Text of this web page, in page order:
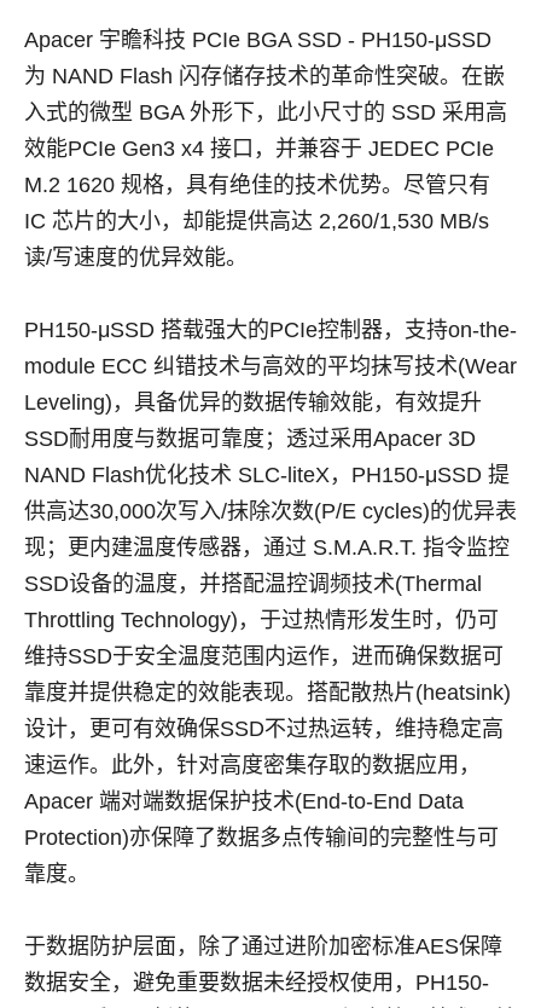
Apacer 宇瞻科技 PCIe BGA SSD - PH150-μSSD
为 NAND Flash 闪存储存技术的革命性突破。在嵌
入式的微型 BGA 外形下，此小尺寸的 SSD 采用高
效能PCIe Gen3 x4 接口，并兼容于 JEDEC PCIe
M.2 1620 规格，具有绝佳的技术优势。尽管只有
IC 芯片的大小，却能提供高达 2,260/1,530 MB/s
读/写速度的优异效能。
PH150-μSSD 搭载强大的PCIe控制器，支持on-the-
module ECC 纠错技术与高效的平均抹写技术(Wear
Leveling)，具备优异的数据传输效能，有效提升
SSD耐用度与数据可靠度；透过采用Apacer 3D
NAND Flash优化技术 SLC-liteX，PH150-μSSD 提
供高达30,000次写入/抹除次数(P/E cycles)的优异表
现；更内建温度传感器，通过 S.M.A.R.T. 指令监控
SSD设备的温度，并搭配温控调频技术(Thermal
Throttling Technology)，于过热情形发生时，仍可
维持SSD于安全温度范围内运作，进而确保数据可
靠度并提供稳定的效能表现。搭配散热片(heatsink)
设计，更可有效确保SSD不过热运转，维持稳定高
速运作。此外，针对高度密集存取的数据应用，
Apacer 端对端数据保护技术(End-to-End Data
Protection)亦保障了数据多点传输间的完整性与可
靠度。
于数据防护层面，除了通过进阶加密标准AES保障
数据安全，避免重要数据未经授权使用，PH150-